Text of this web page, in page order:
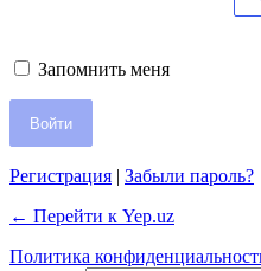
Запомнить меня
Регистрация | Забыли пароль?
← Перейти к Yep.uz
Политика